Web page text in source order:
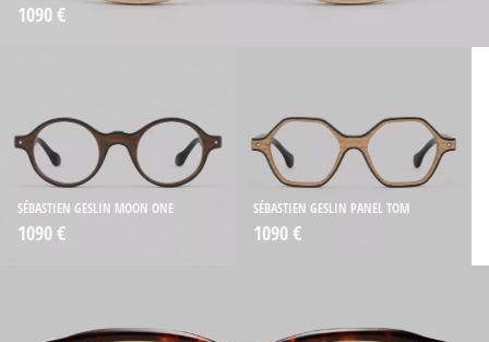
1090 €
SÉBASTIEN GESLIN MOON ONE
1090 €
SÉBASTIEN GESLIN PANEL TOM
1090 €